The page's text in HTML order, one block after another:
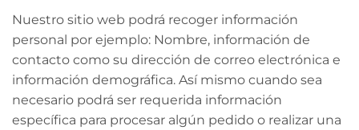
Nuestro sitio web podrá recoger información
personal por ejemplo: Nombre, información de
contacto como su dirección de correo electrónica e
información demográfica. Así mismo cuando sea
necesario podrá ser requerida información
específica para procesar algún pedido o realizar una